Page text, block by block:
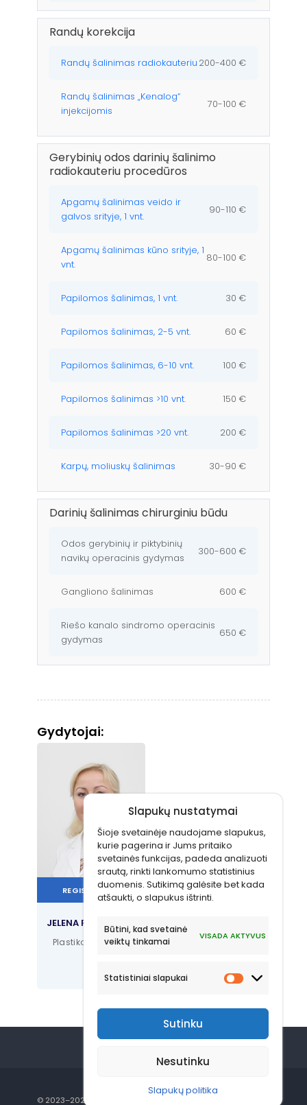
Slapukų nustatymai
Šioje svetainėje naudojame slapukus,
kurie pagerina ir Jums pritaiko
svetainės funkcijas, padeda analizuoti
srautą, rinkti lankomumo statistinius
duomenis. Sutikimą galėsite bet kada
atšaukti, o slapukus ištrinti.
Būtini, kad svetainė
veiktų tinkamai
VISADA AKTYVUS
Statistiniai slapukai
Sutinku
Nesutinku
Slapukų politika
Randų korekcija
Randų šalinimas radiokauteriu 200-400 €
Randų šalinimas „Kenalog“
injekcijomis
70-100 €
Gerybinių odos darinių šalinimo
radiokauteriu procedūros
Apgamų šalinimas veido ir
galvos srityje, 1 vnt.
90-110 €
Apgamų šalinimas kūno srityje, 1
vnt.
80-100 €
Papilomos šalinimas, 1 vnt. 30 €
Papilomos šalinimas, 2-5 vnt. 60 €
Papilomos šalinimas, 6-10 vnt. 100 €
Papilomos šalinimas >10 vnt. 150 €
Papilomos šalinimas >20 vnt. 200 €
Karpų, moliuskų šalinimas 30-90 €
Darinių šalinimas chirurginiu būdu
Odos gerybinių ir piktybinių
navikų operacinis gydymas
300-600 €
Gangliono šalinimas 600 €
Riešo kanalo sindromo operacinis
gydymas
650 €
Gydytojai:
REGISTRUOTIS
JELENA ROMANOVA
Plastikos chirurgė
© 2023–2026 OST Klinika. Visos teisės